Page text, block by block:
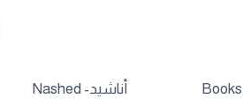
أناشيد- Nashed